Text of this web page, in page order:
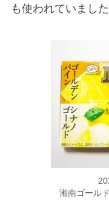
も使われていました
湘南ゴール